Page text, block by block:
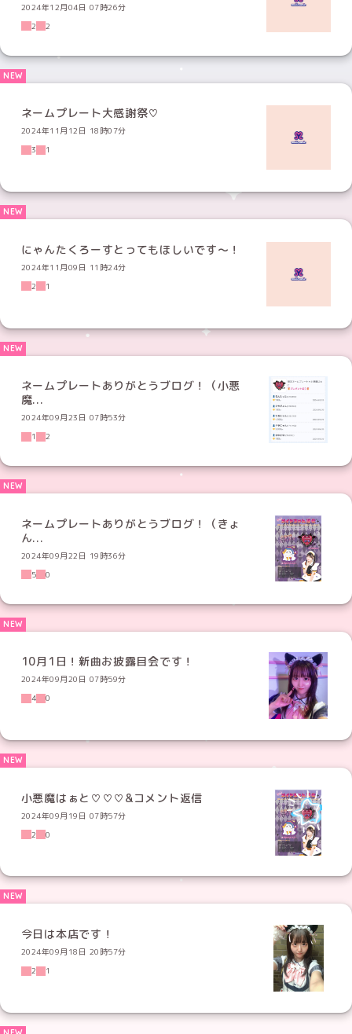
2024年12月04日 07時26分
2
2
ネームプレート大感謝祭♡
2024年11月12日 18時07分
3
1
にゃんたくろーすとってもほしいです〜！
2024年11月09日 11時24分
2
1
ネームプレートありがとうブログ！（小悪
魔...
2024年09月23日 07時53分
1
2
ネームプレートありがとうブログ！（きょ
ん...
2024年09月22日 19時36分
5
0
10月1日！新曲お披露目会です！
2024年09月20日 07時59分
4
0
小悪魔はぁと♡♡♡&コメント返信
2024年09月19日 07時57分
2
0
今日は本店です！
2024年09月18日 20時57分
2
1